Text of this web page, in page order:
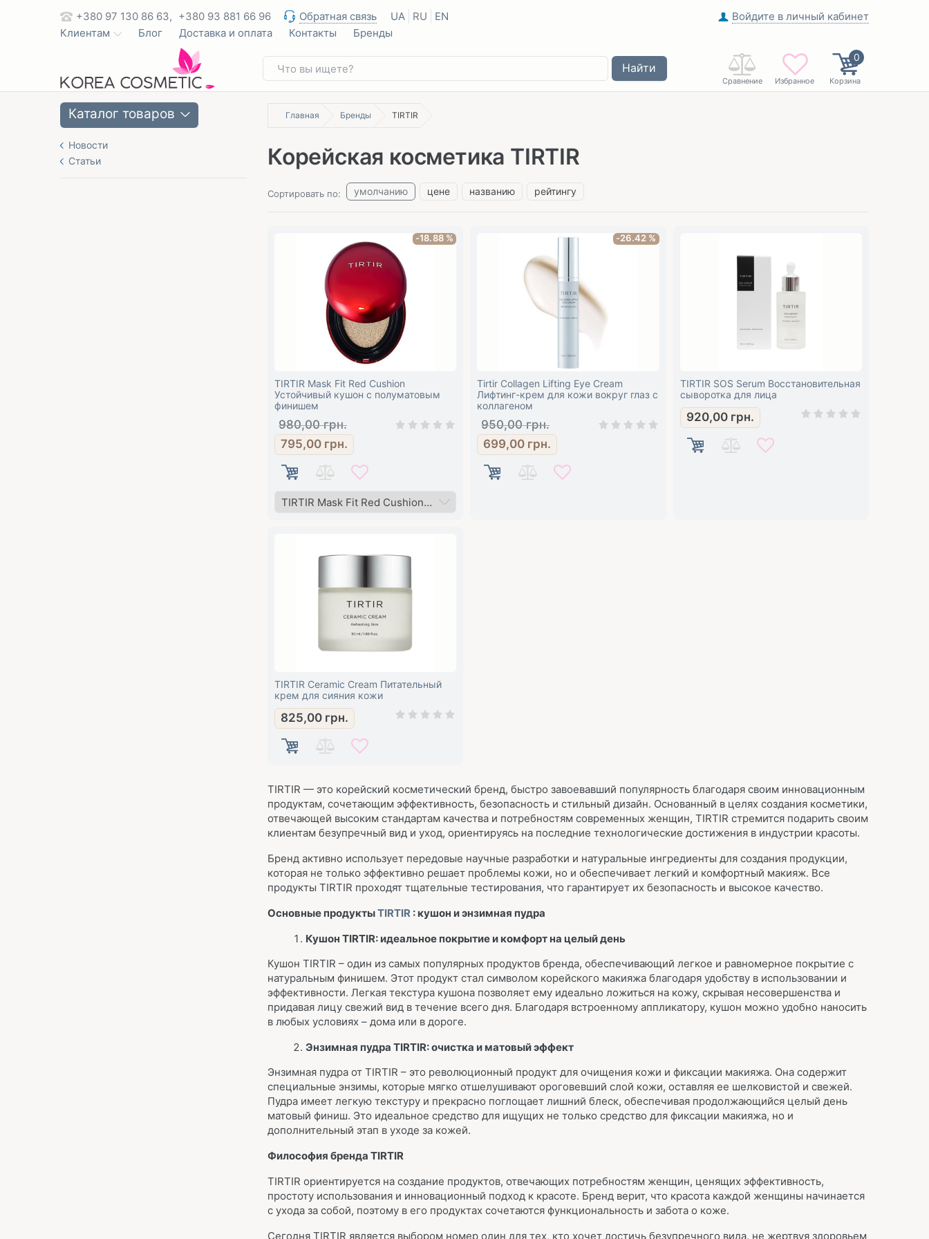
+380 97 130 86 63, +380 93 881 66 96 Обратная связь UA RU EN
Войдите в личный кабинет
Клиентам
Блог Доставка и оплата Контакты Бренды
0
Корзина
Избранное
Сравнение
Найти
Каталог товаров
Новости
Статьи
Главная Бренды TIRTIR
Корейская косметика TIRTIR
Сортировать по: умолчанию цене названию рейтингу
-18.88 %
TIRTIR Mask Fit Red Cushion
Устойчивый кушон с полуматовым
финишем
980,00 грн.
795,00 грн.
-26.42 %
Tirtir Collagen Lifting Eye Cream
Лифтинг-крем для кожи вокруг глаз с
коллагеном
950,00 грн.
699,00 грн.
TIRTIR SOS Serum Восстановительная
сыворотка для лица
920,00 грн.
TIRTIR Ceramic Cream Питательный
крем для сияния кожи
825,00 грн.
TIRTIR — это корейский косметический бренд, быстро завоевавший популярность благодаря своим инновационным
продуктам, сочетающим эффективность, безопасность и стильный дизайн. Основанный в целях создания косметики,
отвечающей высоким стандартам качества и потребностям современных женщин, TIRTIR стремится подарить своим
клиентам безупречный вид и уход, ориентируясь на последние технологические достижения в индустрии красоты.
Бренд активно использует передовые научные разработки и натуральные ингредиенты для создания продукции,
которая не только эффективно решает проблемы кожи, но и обеспечивает легкий и комфортный макияж. Все
продукты TIRTIR проходят тщательные тестирования, что гарантирует их безопасность и высокое качество.
Основные продуктыTIRTIR : кушон и энзимная пудра
Кушон TIRTIR: идеальное покрытие и комфорт на целый день
Кушон TIRTIR – один из самых популярных продуктов бренда, обеспечивающий легкое и равномерное покрытие с
натуральным финишем. Этот продукт стал символом корейского макияжа благодаря удобству в использовании и
эффективности. Легкая текстура кушона позволяет ему идеально ложиться на кожу, скрывая несовершенства и
придавая лицу свежий вид в течение всего дня. Благодаря встроенному аппликатору, кушон можно удобно наносить
в любых условиях – дома или в дороге.
Энзимная пудра TIRTIR: очистка и матовый эффект
Энзимная пудра от TIRTIR – это революционный продукт для очищения кожи и фиксации макияжа. Она содержит
специальные энзимы, которые мягко отшелушивают ороговевший слой кожи, оставляя ее шелковистой и свежей.
Пудра имеет легкую текстуру и прекрасно поглощает лишний блеск, обеспечивая продолжающийся целый день
матовый финиш. Это идеальное средство для ищущих не только средство для фиксации макияжа, но и
дополнительный этап в уходе за кожей.
Философия бренда TIRTIR
TIRTIR ориентируется на создание продуктов, отвечающих потребностям женщин, ценящих эффективность,
простоту использования и инновационный подход к красоте. Бренд верит, что красота каждой женщины начинается
с ухода за собой, поэтому в его продуктах сочетаются функциональность и забота о коже.
Сегодня TIRTIR является выбором номер один для тех, кто хочет достичь безупречного вида, не жертвуя здоровьем